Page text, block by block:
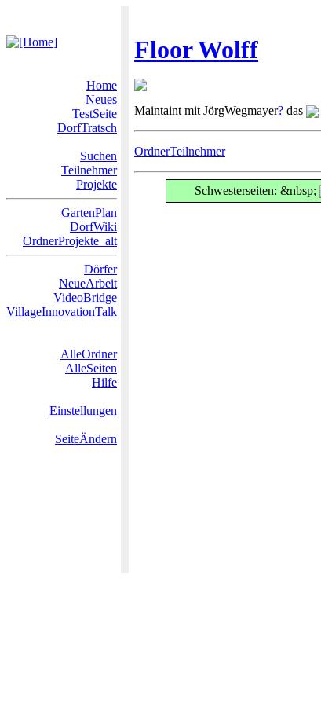
Floor Wolff
Home
Neues
TestSeite
DorfTratsch
Suchen
Teilnehmer
Projekte
GartenPlan
DorfWiki
OrdnerProjekte_alt
Dörfer
NeueArbeit
VideoBridge
VillageInnovationTalk
AlleOrdner
AlleSeiten
Hilfe
Einstellungen
SeiteÄndern
Maintaint mit JörgWegmayer? das
OrdnerTeilnehmer
Schwesterseiten: &nbsp;